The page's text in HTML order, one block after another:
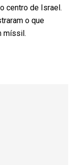
centro de Israel.
o que
míssil.